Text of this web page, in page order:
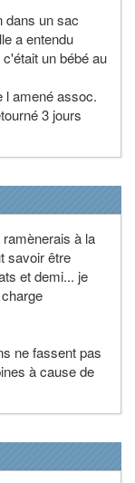
dans un sac
a entendu
un bébé au
l amené assoc.
3 jours
à la
savoir être
et demi... je
ne fassent pas
à cause de